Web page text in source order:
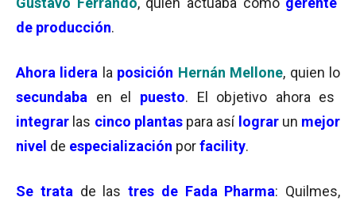
de producción.
Ahora lidera la posición Hernán Mellone, quien lo
secundaba en el puesto. El objetivo ahora es
integrar las cinco plantas para así lograr un mejor
nivel de especialización porfacility.
Se trata de las tres de Fada Pharma: Quilmes,